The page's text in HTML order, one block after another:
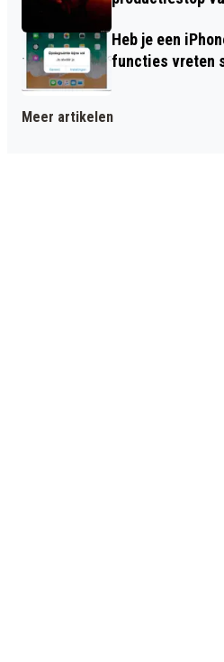
Heb je een
functies vreten
Meer artikelen